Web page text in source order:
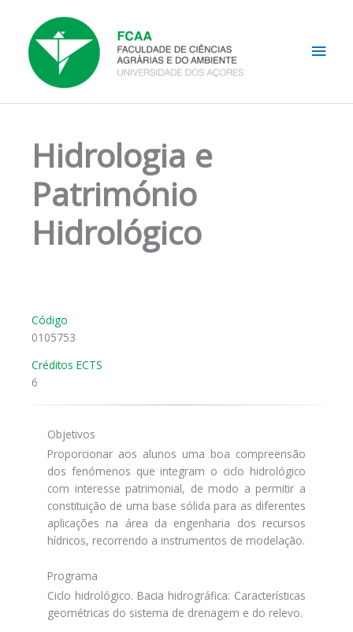
content
Hidrologia e
Património
Hidrológico
Código
0105753
Créditos ECTS
6
Objetivos
Proporcionar aos alunos uma boa compreensão
dos fenómenos que integram o ciclo hidrológico
com interesse patrimonial, de modo a permitir a
constituição de uma base sólida para as diferentes
aplicações na área da engenharia dos recursos
hídricos, recorrendo a instrumentos de modelação.
Programa
Ciclo hidrológico. Bacia hidrográfica: Características
geométricas do sistema de drenagem e do relevo.